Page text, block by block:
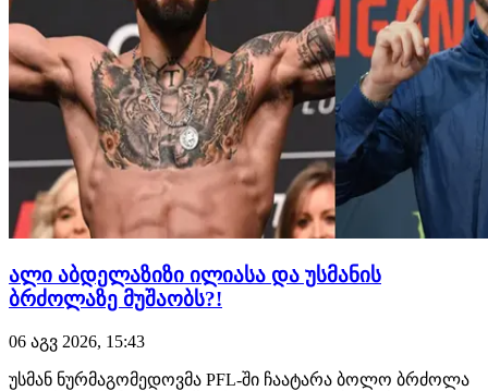
ალი აბდელაზიზი ილიასა და უსმანის
ბრძოლაზე მუშაობს?!
06 აგვ 2026, 15:43
უსმან ნურმაგომედოვმა PFL-ში ჩაატარა ბოლო ბრძოლა